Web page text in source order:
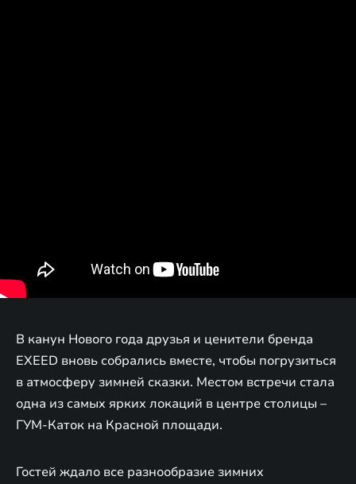
В канун Нового года друзья и ценители бренда
EXEED вновь собрались вместе, чтобы погрузиться
в атмосферу зимней сказки. Местом встречи стала
одна из самых ярких локаций в центре столицы –
ГУМ-Каток на Красной площади.
Гостей ждало все разнообразие зимних